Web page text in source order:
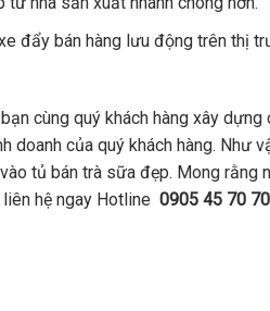
đẩy bán hàng lưu động trên thị
cùng quý khách hàng xây dựng
của quý khách hàng. Như
tủ bán trà sữa đẹp. Mong rằng
hệ ngay Hotline 0905 45 70 70